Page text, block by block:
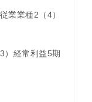
業業種2（4）
）経常利益5期